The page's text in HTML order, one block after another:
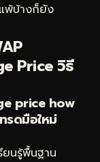
พ้บ้างก็ยัง
Price วิธี
price how
รดมือใหม่
ยนรู้พื้นฐาน